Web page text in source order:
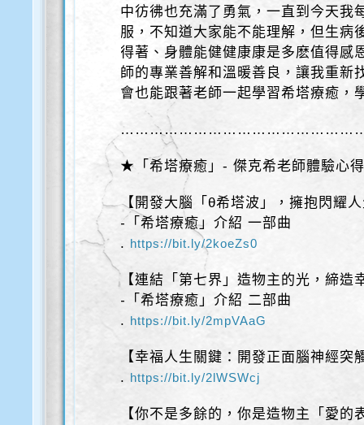
中彷彿也充滿了勇氣，一直到今天我
服，不知道大家能不能理解，但生病
得著、身體能健健康康是多麽值得感
師的專業善解和溫暖善良，讓我重新
會也能跟著老師一起學習希塔療癒，
★「希塔療癒」- 傑克希老師體驗心
【開發大腦「θ希塔波」，擁抱閃耀
-「希塔療癒」介紹 一部曲
. https://bit.ly/2koeZs0
【連結「第七界」造物主的光，締造
-「希塔療癒」介紹 二部曲
. https://bit.ly/2mpVAaG
【幸福人生關鍵：開發正面腦神經突
. https://bit.ly/2lWSWcj
【你不是多餘的，你是造物主「愛的